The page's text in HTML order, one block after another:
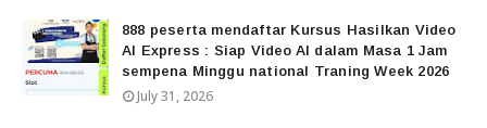
888 peserta mendaftar Kursus Hasilkan Video
AI Express : Siap Video AI dalam Masa 1 Jam
sempena Minggu national Traning Week 2026
July 31, 2026